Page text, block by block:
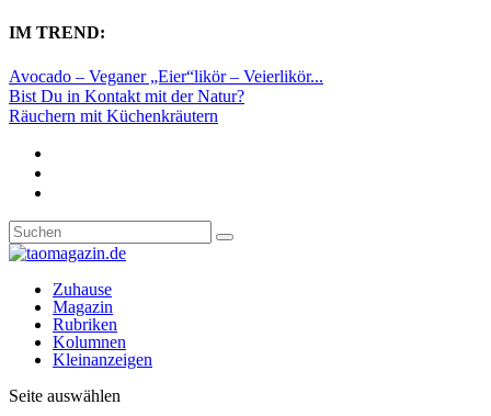
IM TREND:
Avocado – Veganer „Eier“likör – Veierlikör...
Bist Du in Kontakt mit der Natur?
Räuchern mit Küchenkräutern
Zuhause
Magazin
Rubriken
Kolumnen
Kleinanzeigen
Seite auswählen